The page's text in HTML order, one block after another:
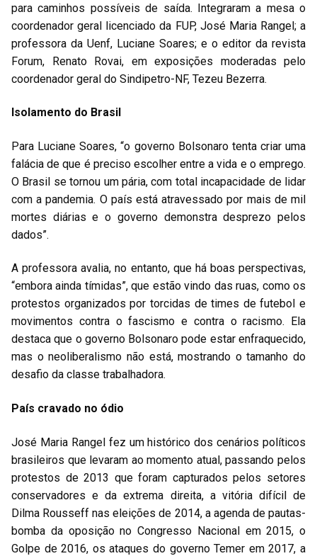
para caminhos possíveis de saída. Integraram a mesa o
coordenador geral licenciado da FUP, José Maria Rangel; a
professora da Uenf, Luciane Soares; e o editor da revista
Forum, Renato Rovai, em exposições moderadas pelo
coordenador geral do Sindipetro-NF, Tezeu Bezerra.
Isolamento do Brasil
Para Luciane Soares, “o governo Bolsonaro tenta criar uma
falácia de que é preciso escolher entre a vida e o emprego.
O Brasil se tornou um pária, com total incapacidade de lidar
com a pandemia. O país está atravessado por mais de mil
mortes diárias e o governo demonstra desprezo pelos
dados”.
A professora avalia, no entanto, que há boas perspectivas,
“embora ainda tímidas”, que estão vindo das ruas, como os
protestos organizados por torcidas de times de futebol e
movimentos contra o fascismo e contra o racismo. Ela
destaca que o governo Bolsonaro pode estar enfraquecido,
mas o neoliberalismo não está, mostrando o tamanho do
desafio da classe trabalhadora.
País cravado no ódio
José Maria Rangel fez um histórico dos cenários políticos
brasileiros que levaram ao momento atual, passando pelos
protestos de 2013 que foram capturados pelos setores
conservadores e da extrema direita, a vitória difícil de
Dilma Rousseff nas eleições de 2014, a agenda de pautas-
bomba da oposição no Congresso Nacional em 2015, o
Golpe de 2016, os ataques do governo Temer em 2017, a